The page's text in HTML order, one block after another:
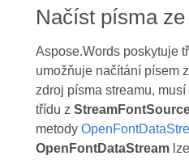
Načíst písma
Aspose.Words poskytuje
umožňuje načítání písem
zdroj písma streamu,
třídu z
metody
OpenFontDataStreamlze